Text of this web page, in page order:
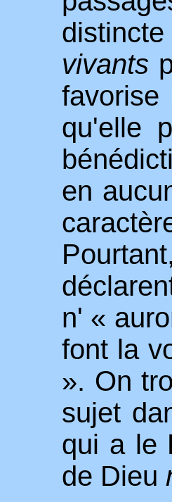
vivants
favorise
qu'elle
en
n' «
font la
». On
sujet
qui a le
de Dieu